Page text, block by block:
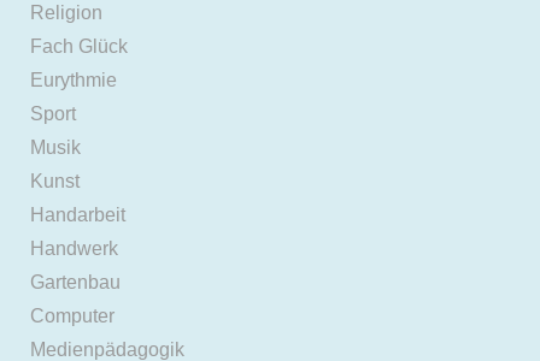
Religion
Fach Glück
Eurythmie
Sport
Musik
Kunst
Handarbeit
Handwerk
Gartenbau
Computer
Medienpädagogik